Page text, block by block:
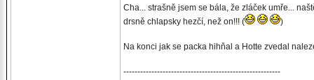
Cha... strašně jsem se bála, že zláček umře...
drsně chlapsky hezčí, než on!!! (
)
Na konci jak se packa hihňal a Hotte zvedal
--------------------------------------------------------